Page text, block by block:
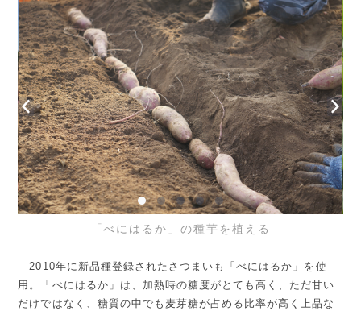
「べにはるか」の種芋を植える
2010年に新品種登録されたさつまいも「べにはるか」を使
用。「べにはるか」は、加熱時の糖度がとても高く、ただ甘い
だけではなく、糖質の中でも麦芽糖が占める比率が高く上品な